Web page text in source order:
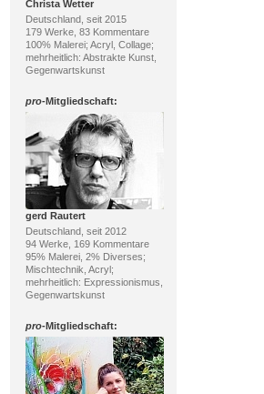
Christa Wetter
Deutschland, seit 2015
179 Werke, 83 Kommentare
100% Malerei; Acryl, Collage;
mehrheitlich: Abstrakte Kunst,
Gegenwartskunst
pro-Mitgliedschaft:
gerd Rautert
Deutschland, seit 2012
94 Werke, 169 Kommentare
95% Malerei, 2% Diverses;
Mischtechnik, Acryl;
mehrheitlich: Expressionismus,
Gegenwartskunst
pro-Mitgliedschaft: